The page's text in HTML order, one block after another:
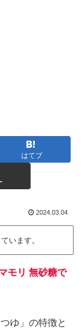
はてブ
2024.03.04
います。
モリ 無砂糖で
ゆ」の特徴と